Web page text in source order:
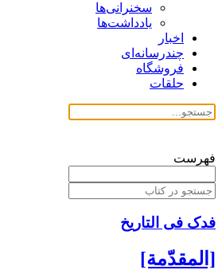
سخنرانی‌ها
یادداشت‌ها
اخبار
چندرسانه‌ای
فروشگاه
حلقات
فهرست
فدک فی التاریخ
[المقدّمة]